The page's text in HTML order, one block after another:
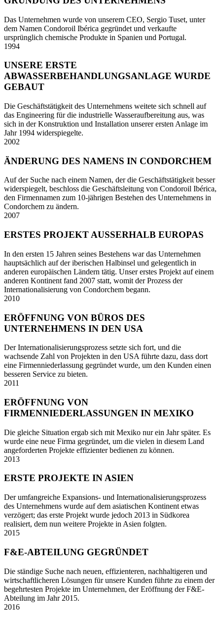
Das Unternehmen wurde von unserem CEO, Sergio Tuset, unter
dem Namen Condoroil Ibérica gegründet und verkaufte
ursprünglich chemische Produkte in Spanien und Portugal.
1994
UNSERE ERSTE
ABWASSERBEHANDLUNGSANLAGE WURDE
GEBAUT
Die Geschäftstätigkeit des Unternehmens weitete sich schnell auf
das Engineering für die industrielle Wasseraufbereitung aus, was
sich in der Konstruktion und Installation unserer ersten Anlage im
Jahr 1994 widerspiegelte.
2002
ÄNDERUNG DES NAMENS IN CONDORCHEM
Auf der Suche nach einem Namen, der die Geschäftstätigkeit besser
widerspiegelt, beschloss die Geschäftsleitung von Condoroil Ibérica,
den Firmennamen zum 10-jährigen Bestehen des Unternehmens in
Condorchem zu ändern.
2007
ERSTES PROJEKT AUSSERHALB EUROPAS
In den ersten 15 Jahren seines Bestehens war das Unternehmen
hauptsächlich auf der iberischen Halbinsel und gelegentlich in
anderen europäischen Ländern tätig. Unser erstes Projekt auf einem
anderen Kontinent fand 2007 statt, womit der Prozess der
Internationalisierung von Condorchem begann.
2010
ERÖFFNUNG VON BÜROS DES
UNTERNEHMENS IN DEN USA
Der Internationalisierungsprozess setzte sich fort, und die
wachsende Zahl von Projekten in den USA führte dazu, dass dort
eine Firmenniederlassung gegründet wurde, um den Kunden einen
besseren Service zu bieten.
2011
ERÖFFNUNG VON
FIRMENNIEDERLASSUNGEN IN MEXIKO
Die gleiche Situation ergab sich mit Mexiko nur ein Jahr später. Es
wurde eine neue Firma gegründet, um die vielen in diesem Land
angeforderten Projekte effizienter bedienen zu können.
2013
ERSTE PROJEKTE IN ASIEN
Der umfangreiche Expansions- und Internationalisierungsprozess
des Unternehmens wurde auf dem asiatischen Kontinent etwas
verzögert; das erste Projekt wurde jedoch 2013 in Südkorea
realisiert, dem nun weitere Projekte in Asien folgten.
2015
F&E-ABTEILUNG GEGRÜNDET
Die ständige Suche nach neuen, effizienteren, nachhaltigeren und
wirtschaftlicheren Lösungen für unsere Kunden führte zu einem der
begehrtesten Projekte im Unternehmen, der Eröffnung der F&E-
Abteilung im Jahr 2015.
2016